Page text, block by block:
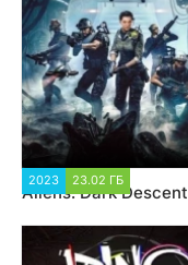
2023 23.02 ГБ
Aliens: Dark Descent